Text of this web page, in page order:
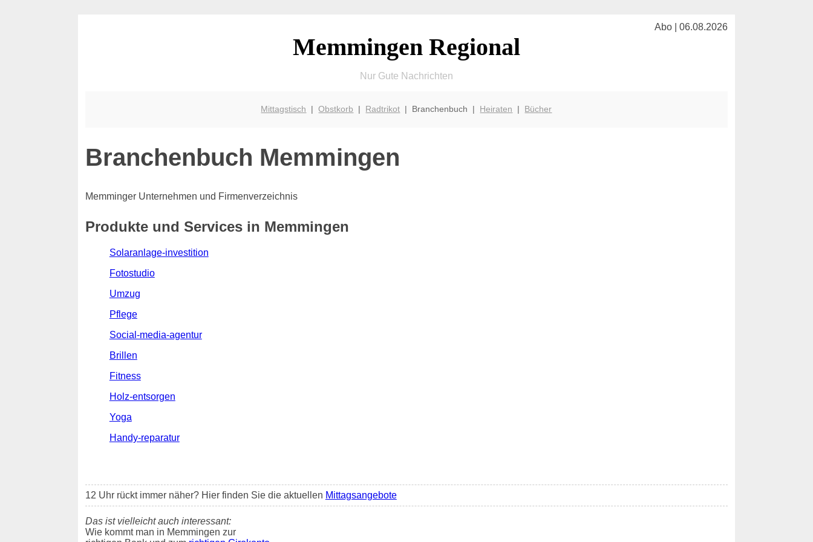
Abo | 06.08.2026
Memmingen Regional
Nur Gute Nachrichten
Mittagstisch |Obstkorb | Radtrikot | Branchenbuch | Heiraten | Bücher
Branchenbuch Memmingen
Memminger Unternehmen und Firmenverzeichnis
Produkte und Services in Memmingen
Solaranlage-investition
Fotostudio
Umzug
Pflege
Social-media-agentur
Brillen
Fitness
Holz-entsorgen
Yoga
Handy-reparatur
12 Uhr rückt immer näher? Hier finden Sie die aktuellen Mittagsangebote
Das ist vielleicht auch interessant:
Wie kommt man in Memmingen zur